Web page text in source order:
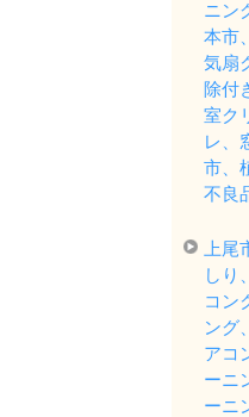
ニン
本市
気扇
除付
室ク
レ、
市、
不良
上
しり
コン
ング
アコ
ーニ
ーニ